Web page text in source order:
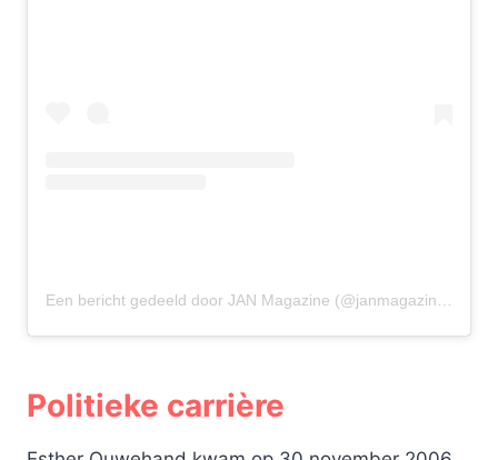
Politieke carrière